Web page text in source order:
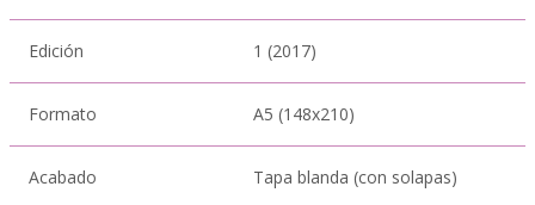
Edición 1 (2017)
Formato A5 (148x210)
Acabado Tapa blanda (con solapas)